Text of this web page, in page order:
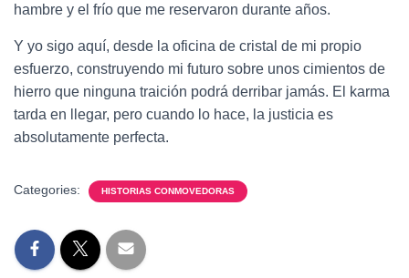
hambre y el frío que me reservaron durante años.
Y yo sigo aquí, desde la oficina de cristal de mi propio
esfuerzo, construyendo mi futuro sobre unos cimientos de
hierro que ninguna traición podrá derribar jamás. El karma
tarda en llegar, pero cuando lo hace, la justicia es
absolutamente perfecta.
Categories: HISTORIAS CONMOVEDORAS